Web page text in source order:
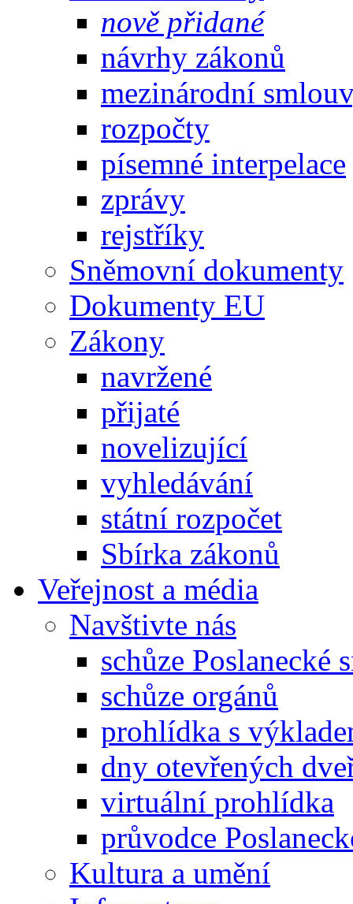
nově přidané
návrhy zákonů
mezinárodní
rozpočty
písemné interpelace
zprávy
rejstříky
Sněmovní dokumenty
Dokumenty EU
Zákony
navržené
přijaté
novelizující
vyhledávání
státní rozpočet
Sbírka zákonů
Veřejnost a média
Navštivte nás
schůze Poslanecké
schůze orgánů
prohlídka s
dny otevřených
virtuální prohlídka
průvodce
Kultura a umění